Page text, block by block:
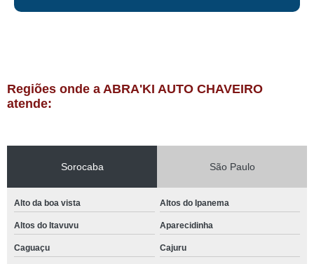
Regiões onde a ABRA'KI AUTO CHAVEIRO
atende:
Sorocaba São Paulo
Alto da boa vista Altos do Ipanema
Altos do Itavuvu Aparecidinha
Caguaçu Cajuru